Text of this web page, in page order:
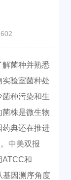
菌种并熟悉
验室菌种处
种污染和生
株是微生物
药典还在推进
中美双报
ATCC和
基因测序角度